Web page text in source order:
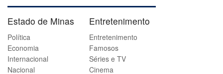
Estado de Minas
Política
Economia
Internacional
Nacional
Entretenimento
Entretenimento
Famosos
Séries e TV
Cinema